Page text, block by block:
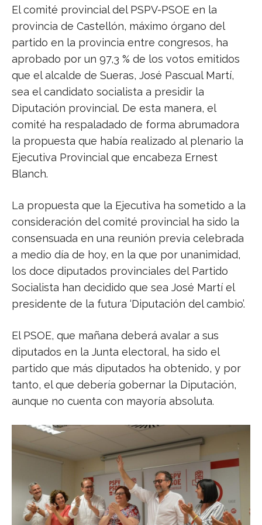
El comité provincial del PSPV-PSOE en la
provincia de Castellón, máximo órgano del
partido en la provincia entre congresos, ha
aprobado por un 97,3 % de los votos emitidos
que el alcalde de Sueras, José Pascual Martí,
sea el candidato socialista a presidir la
Diputación provincial. De esta manera, el
comité ha respaladado de forma abrumadora
la propuesta que había realizado al plenario la
Ejecutiva Provincial que encabeza Ernest
Blanch.
La propuesta que la Ejecutiva ha sometido a la
consideración del comité provincial ha sido la
consensuada en una reunión previa celebrada
a medio día de hoy, en la que por unanimidad,
los doce diputados provinciales del Partido
Socialista han decidido que sea José Martí el
presidente de la futura ‘Diputación del cambio’.
El PSOE, que mañana deberá avalar a sus
diputados en la Junta electoral, ha sido el
partido que más diputados ha obtenido, y por
tanto, el que debería gobernar la Diputación,
aunque no cuenta con mayoría absoluta.